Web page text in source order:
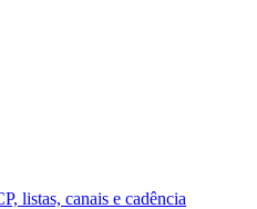
listas, canais e cadência